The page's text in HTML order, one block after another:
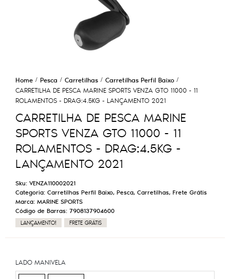
Home Pesca Carretilhas
Carretilhas Perfil Baixo
CARRETILHA DE PESCA MARINE SPORTS VENZA GTO 11000 - 11
ROLAMENTOS - DRAG:4.5KG - LANÇAMENTO 2021
CARRETILHA DE PESCA MARINE
SPORTS VENZA GTO 11000 - 11
ROLAMENTOS - DRAG:4.5KG -
LANÇAMENTO 2021
Sku: VENZA110002021
Categoria: Carretilhas Perfil Baixo, Pesca, Carretilhas, Frete Grátis
Marca: MARINE SPORTS
Código de Barras: 7908137904600
LANÇAMENTO! FRETE GRÁTIS
LADO MANIVELA